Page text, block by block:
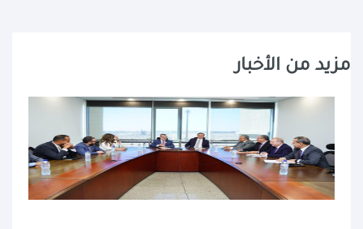
مزيد من الأخبار